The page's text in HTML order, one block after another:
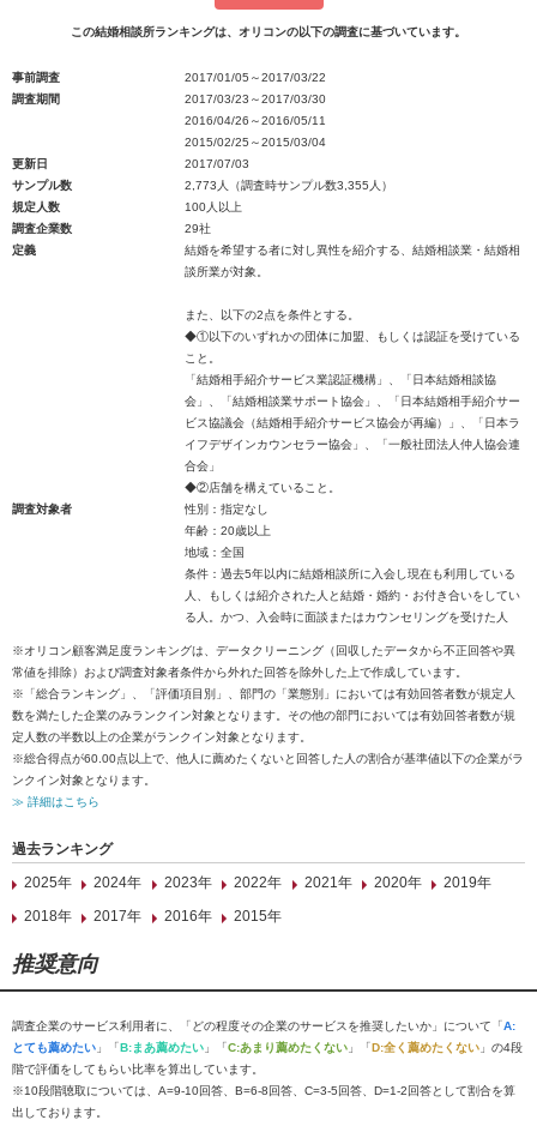
この結婚相談所ランキングは、オリコンの以下の調査に基づいています。
事前調査
2017/01/05～2017/03/22
調査期間
2017/03/23～2017/03/30
2016/04/26～2016/05/11
2015/02/25～2015/03/04
更新日
2017/07/03
サンプル数
2,773人（調査時サンプル数3,355人）
規定人数
100人以上
調査企業数
29社
定義
結婚を希望する者に対し異性を紹介する、結婚相談業・結婚相
談所業が対象。
また、以下の2点を条件とする。
◆①以下のいずれかの団体に加盟、もしくは認証を受けている
こと。
「結婚相手紹介サービス業認証機構」、「日本結婚相談協
会」、「結婚相談業サポート協会」、「日本結婚相手紹介サー
ビス協議会（結婚相手紹介サービス協会が再編）」、「日本ラ
イフデザインカウンセラー協会」、「一般社団法人仲人協会連
合会」
◆②店舗を構えていること。
調査対象者
性別：指定なし
年齢：20歳以上
地域：全国
条件：過去5年以内に結婚相談所に入会し現在も利用している
人、もしくは紹介された人と結婚・婚約・お付き合いをしてい
る人。かつ、入会時に面談またはカウンセリングを受けた人
※オリコン顧客満足度ランキングは、データクリーニング（回収したデータから不正回答や異
常値を排除）および調査対象者条件から外れた回答を除外した上で作成しています。
※「総合ランキング」、「評価項目別」、部門の「業態別」においては有効回答者数が規定人
数を満たした企業のみランクイン対象となります。その他の部門においては有効回答者数が規
定人数の半数以上の企業がランクイン対象となります。
※総合得点が60.00点以上で、他人に薦めたくないと回答した人の割合が基準値以下の企業がラ
ンクイン対象となります。
≫ 詳細はこちら
過去ランキング
2025年
2024年 2023年 2022年 2021年 2020年
2019年
2018年
2017年 2016年 2015年
推奨意向
調査企業のサービス利用者に、「どの程度その企業のサービスを推奨したいか」について「A:
とても薦めたい 」「B:まあ薦めたい 」「C:あまり薦めたくない 」「D:全く薦めたくない 」の4段
階で評価をしてもらい比率を算出しています。
※10段階聴取については、A=9-10回答、B=6-8回答、C=3-5回答、D=1-2回答として割合を算
出しております。